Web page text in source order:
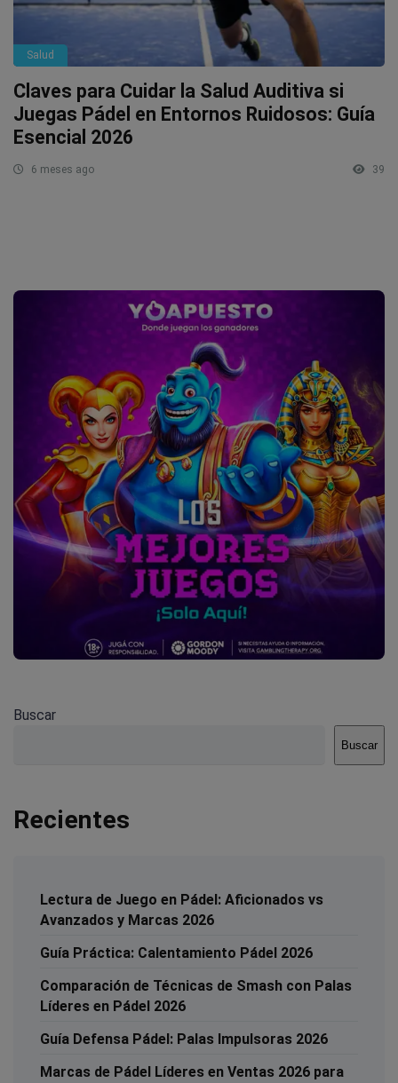
Salud
Claves para Cuidar la Salud Auditiva si
Juegas Pádel en Entornos Ruidosos: Guía
Esencial 2026
6 meses ago 39
Buscar
Buscar
Recientes
Lectura de Juego en Pádel: Aficionados vs
Avanzados y Marcas 2026
Guía Práctica: Calentamiento Pádel 2026
Comparación de Técnicas de Smash con Palas
Líderes en Pádel 2026
Guía Defensa Pádel: Palas Impulsoras 2026
Marcas de Pádel Líderes en Ventas 2026 para